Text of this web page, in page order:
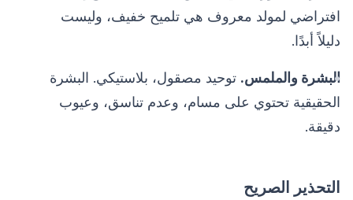
افتراضي لمولد معروف هي تلميح خفيف، وليست
دليلاً أبدًا.
البشرة والملمس. توحيد مصقول، بلاستيكي. البشرة
الحقيقية تحتوي على مسام، وعدم تناسق، وعيوب
دقيقة.
التحذير الصريح